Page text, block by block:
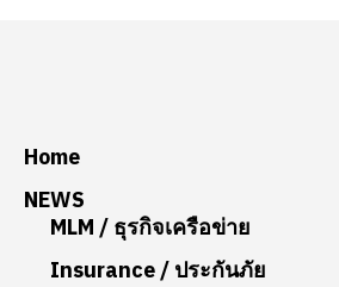
Home
NEWS
MLM / ธุรกิจเครือข่าย
Insurance / ประกันภัย